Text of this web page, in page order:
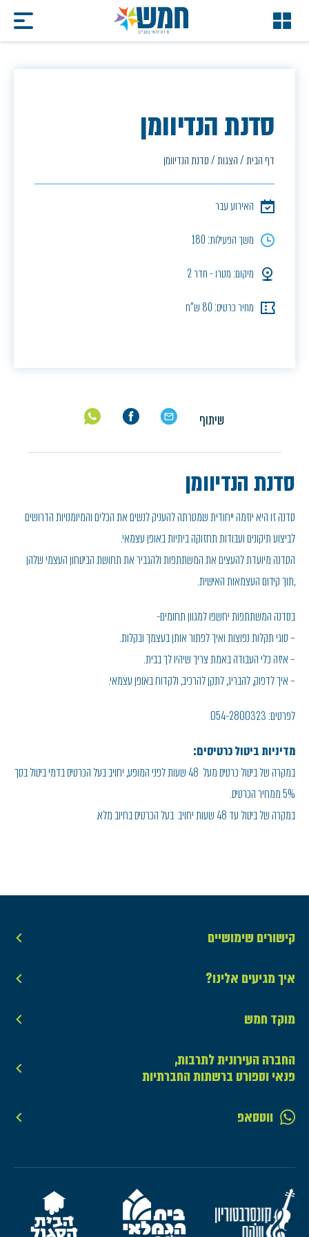
סדנת הנדיוומן
דף הבית/הצגות/סדנת הנדיוומן
האירוע עבר
משך הפעילות: 180
מיקום: מטרו - חדר 2
מחיר כרטיס: 80 ש"ח
שיתוף
סדנת הנדיוומן
סדנה זו היא יוזמה ייחודית שמטרתה להעניק לנשים את הכלים והמיומנויות הדרושים
לביצוע תיקונים ועבודות תחזוקה ביתיות באופן עצמאי.
הסדנה מיועדת להעצים את המשתתפות ולהגביר את תחושת הביטחון העצמי שלהן
,תוך קידום העצמאות האישית.
בסדנה המשתתפות יחשפו למגוון תחומים-
– סוגי תקלות נפוצות ואיך לפתור אותן בעצמך ובקלות.
– איזה כלי העבודה באמת צריך שיהיו לך בבית.
– איך לדפוק, להבריג, לתקן, להרכיב, ולקדוח באופן עצמאי.
לפרטים: 054-2800323
מדיניות ביטול כרטיסים:
במקרה של ביטול כרטיס מעל 48 שעות לפני המופע, יחויב בעל הכרטיס בדמי ביטול בסך
5% ממחיר הכרטיס.
במקרה של ביטול עד 48 שעות יחויב בעל הכרטיס בחיוב מלא.
קישורים שימושיים
איך מגיעים אלינו?
מוקד חמש
החברה העירונית לתרבות,
פנאי וספורט ברשתות החברתיות
ווטסאפ